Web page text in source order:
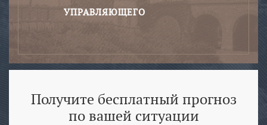
управляющего
Получите бесплатный прогноз
по вашей ситуации